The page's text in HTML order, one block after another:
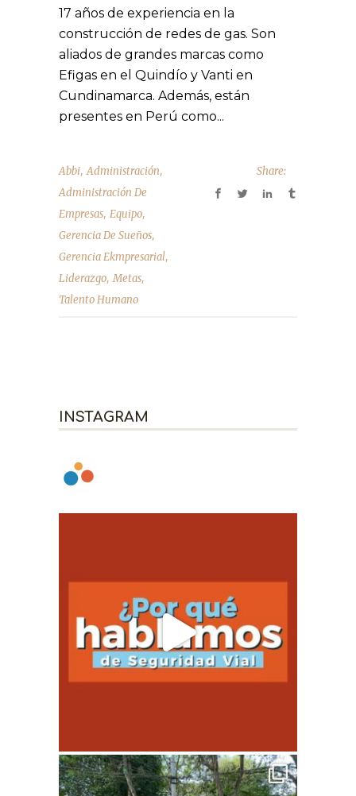
17 años de experiencia en la
construcción de redes de gas. Son
aliados de grandes marcas como
Efigas en el Quindío y Vanti en
Cundinamarca. Además, están
presentes en Perú como...
Abbi, Administración,
Administración De
Empresas, Equipo,
Gerencia De Sueños,
Gerencia Ekmpresarial,
Liderazgo, Metas,
Talento Humano
Share:
INSTAGRAM